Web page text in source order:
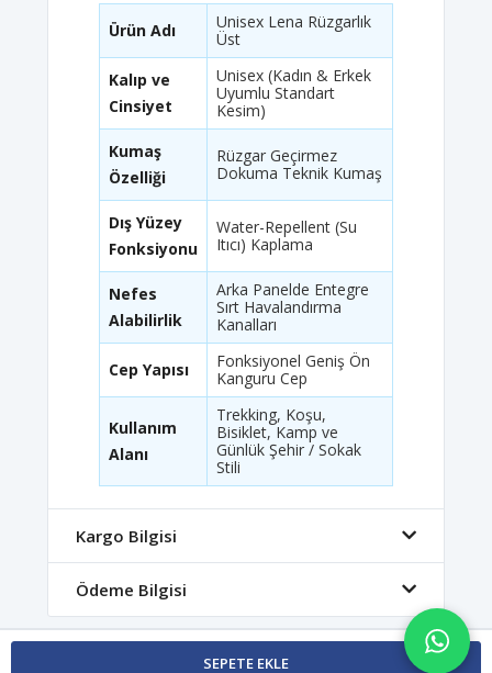
SEPETE EKLE
Ürün Adı
Unisex Lena Rüzgarlık
Üst
Kalıp ve
Cinsiyet
Unisex (Kadın & Erkek
Uyumlu Standart
Kesim)
Kumaş
Özelliği
Rüzgar Geçirmez
Dokuma Teknik Kumaş
Dış Yüzey
Fonksiyonu
Water-Repellent (Su
Itıcı) Kaplama
Nefes
Alabilirlik
Arka Panelde Entegre
Sırt Havalandırma
Kanalları
Cep Yapısı
Fonksiyonel Geniş Ön
Kanguru Cep
Kullanım
Alanı
Trekking, Koşu,
Bisiklet, Kamp ve
Günlük Şehir / Sokak
Stili
Kargo Bilgisi
Ödeme Bilgisi